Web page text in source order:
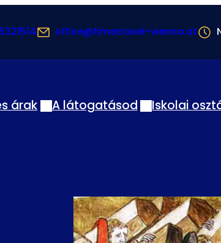
office@timetravel-vienna.at
árak A látogatásod Iskolai